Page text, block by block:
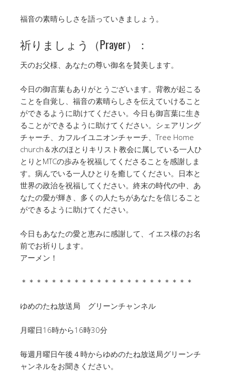
福音の素晴らしさを語っていきましょう。
祈りましょう（Prayer）：
天のお父様、あなたの尊い御名を賛美します。
今日の御言葉もありがとうございます。背教が起こる
ことを自覚し、福音の素晴らしさを伝えていけること
ができるように助けてください。今日も御言葉に生き
ることができるように助けてください。シェアリング
チャーチ、カフルイユニオンチャーチ、Tree Home
church＆水のほとりキリスト教会に属している一人ひ
とりとMTCの歩みを祝福してくださることを感謝しま
す。病んでいる一人ひとりを癒してください。日本と
世界の政治を祝福してください。終末の時代の中、あ
なたの愛が輝き、多くの人たちがあなたを信じること
ができるように助けてください。
今日もあなたの愛と恵みに感謝して、イエス様のお名
前でお祈りします。
アーメン！
＊＊＊＊＊＊＊＊＊＊＊＊＊＊＊＊＊＊＊＊＊＊＊
ゆめのたね放送局 グリーンチャンネル
月曜日16時から16時30分
毎週月曜日午後４時からゆめのたね放送局グリーンチ
ャンネルをお聞きください。